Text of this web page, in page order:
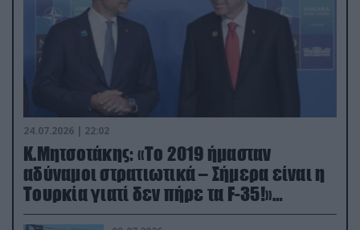
24.07.2026 | 22:02
Κ.Μητσοτάκης: «Το 2019 ήμασταν
αδύναμοι στρατιωτικά – Σήμερα είναι η
Τουρκία γιατί δεν πήρε τα F-35!»
(βίντεο)